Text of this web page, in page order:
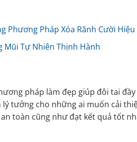
Phương Pháp Xóa Rãnh Cười Hiệu
Mũi Tự Nhiên Thịnh Hành
pháp làm đẹp giúp đôi tai
tưởng cho những ai muốn cải
toàn cũng như đạt kết quả tốt